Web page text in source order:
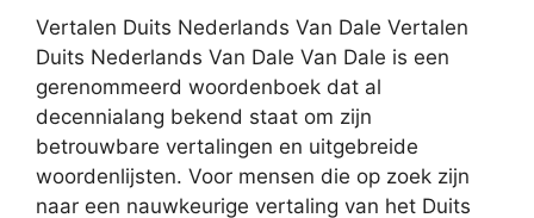
Vertalen Duits Nederlands Van Dale Vertalen
Duits Nederlands Van Dale Van Dale is een
gerenommeerd woordenboek dat al
decennialang bekend staat om zijn
betrouwbare vertalingen en uitgebreide
woordenlijsten. Voor mensen die op zoek zijn
naar een nauwkeurige vertaling van het Duits